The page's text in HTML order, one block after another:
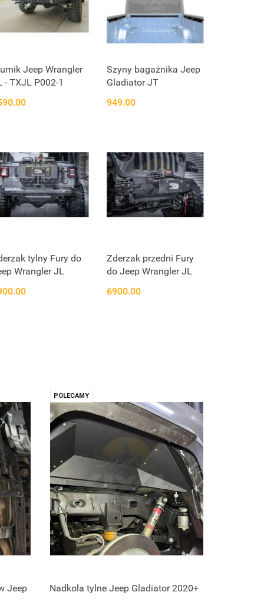
Jeep Wrangler
- TXJL P002-1
Szyny bagażnika Jeep
Gladiator JT
949.00
tylny Fury do
Wrangler JL
Zderzak przedni Fury
do Jeep Wrangler JL
6900.00
Jeep
POLECAMY
Nadkola tylne Jeep Gladiator 2020+